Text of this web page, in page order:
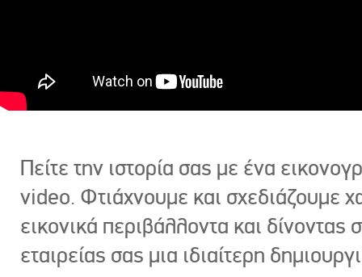
Πείτε την ιστορία σας με ένα
video. Φτιάχνουμε και σχεδιάζουμε
εικονικά περιβάλλοντα και δίνοντας
εταιρείας σας μια ιδιαίτερη